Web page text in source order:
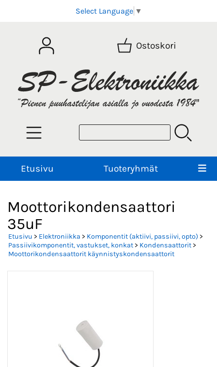
Select Language ▼
Ostoskori
Etusivu Tuoteryhmät
Moottorikondensaattori
35uF
Etusivu > Elektroniikka > Komponentit (aktiivi, passiivi, opto) >
Passiivikomponentit, vastukset, konkat> Kondensaattorit>
Moottorikondensaattorit käynnistyskondensaattorit